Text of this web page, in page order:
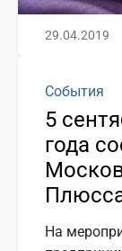
29.04.2019
События
5
года
На